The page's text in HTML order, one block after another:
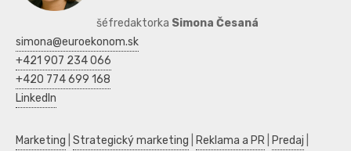
šéfredaktorka Simona Česaná
simona@euroekonom.sk
+421 907 234 066
+420 774 699 168
LinkedIn
Marketing Strategický marketing Reklama a PR Predaj